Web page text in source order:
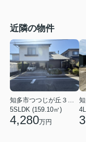
近隣の物件
知多市つつじが丘３丁目
5SLDK (159.10㎡)
4,280万円